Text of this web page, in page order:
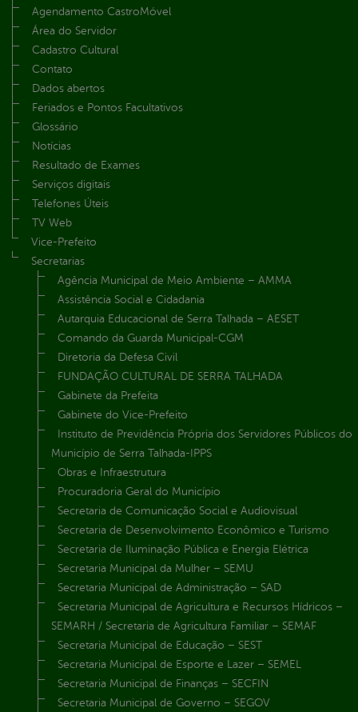
Agendamento CastroMóvel
Área do Servidor
Cadastro Cultural
Contato
Dados abertos
Feriados e Pontos Facultativos
Glossário
Notícias
Resultado de Exames
Serviços digitais
Telefones Úteis
TV Web
Vice-Prefeito
Secretarias
Agência Municipal de Meio Ambiente – AMMA
Assistência Social e Cidadania
Autarquia Educacional de Serra Talhada – AESET
Comando da Guarda Municipal-CGM
Diretoria da Defesa Civil
FUNDAÇÃO CULTURAL DE SERRA TALHADA
Gabinete da Prefeita
Gabinete do Vice-Prefeito
Instituto de Previdência Própria dos Servidores Públicos do
Município de Serra Talhada-IPPS
Obras e Infraestrutura
Procuradoria Geral do Município
Secretaria de Comunicação Social e Audiovisual
Secretaria de Desenvolvimento Econômico e Turismo
Secretaria de Iluminação Pública e Energia Elétrica
Secretaria Municipal da Mulher – SEMU
Secretaria Municipal de Administração – SAD
Secretaria Municipal de Agricultura e Recursos Hídricos –
SEMARH / Secretaria de Agricultura Familiar – SEMAF
Secretaria Municipal de Educação – SEST
Secretaria Municipal de Esporte e Lazer – SEMEL
Secretaria Municipal de Finanças – SECFIN
Secretaria Municipal de Governo – SEGOV